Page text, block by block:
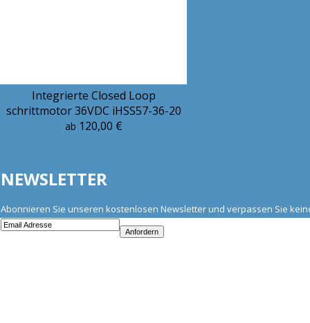
Integrierte Closed Loop
schrittmotor 36VDC iHSS57-36-20
ab 120,00 €
NEWSLETTER
Abonnieren Sie unseren kostenlosen Newsletter und verpassen Sie